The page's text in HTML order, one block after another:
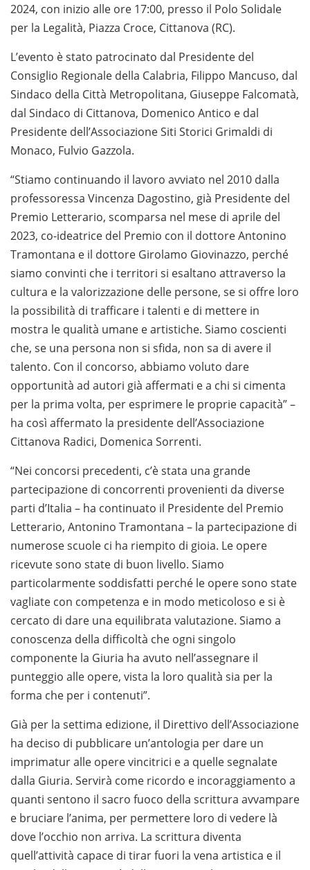
2024, con inizio alle ore 17:00, presso il Polo Solidale
per la Legalità, Piazza Croce, Cittanova (RC).
L’evento è stato patrocinato dal Presidente del
Consiglio Regionale della Calabria, Filippo Mancuso, dal
Sindaco della Città Metropolitana, Giuseppe Falcomatà,
dal Sindaco di Cittanova, Domenico Antico e dal
Presidente dell’Associazione Siti Storici Grimaldi di
Monaco, Fulvio Gazzola.
“Stiamo continuando il lavoro avviato nel 2010 dalla
professoressa Vincenza Dagostino, già Presidente del
Premio Letterario, scomparsa nel mese di aprile del
2023, co-ideatrice del Premio con il dottore Antonino
Tramontana e il dottore Girolamo Giovinazzo, perché
siamo convinti che i territori si esaltano attraverso la
cultura e la valorizzazione delle persone, se si offre loro
la possibilità di trafficare i talenti e di mettere in
mostra le qualità umane e artistiche. Siamo coscienti
che, se una persona non si sfida, non sa di avere il
talento. Con il concorso, abbiamo voluto dare
opportunità ad autori già affermati e a chi si cimenta
per la prima volta, per esprimere le proprie capacità” –
ha così affermato la presidente dell’Associazione
Cittanova Radici, Domenica Sorrenti.
“Nei concorsi precedenti, c’è stata una grande
partecipazione di concorrenti provenienti da diverse
parti d’Italia – ha continuato il Presidente del Premio
Letterario, Antonino Tramontana – la partecipazione di
numerose scuole ci ha riempito di gioia. Le opere
ricevute sono state di buon livello. Siamo
particolarmente soddisfatti perché le opere sono state
vagliate con competenza e in modo meticoloso e si è
cercato di dare una equilibrata valutazione. Siamo a
conoscenza della difficoltà che ogni singolo
componente la Giuria ha avuto nell’assegnare il
punteggio alle opere, vista la loro qualità sia per la
forma che per i contenuti”.
Già per la settima edizione, il Direttivo dell’Associazione
ha deciso di pubblicare un’antologia per dare un
imprimatur alle opere vincitrici e a quelle segnalate
dalla Giuria. Servirà come ricordo e incoraggiamento a
quanti sentono il sacro fuoco della scrittura avvampare
e bruciare l’anima, per permettere loro di vedere là
dove l’occhio non arriva. La scrittura diventa
quell’attività capace di tirar fuori la vena artistica e il